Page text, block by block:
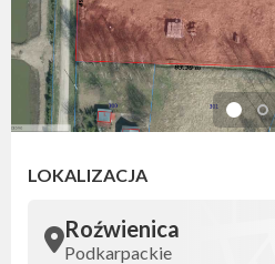
LOKALIZACJA
Roźwienica
Podkarpackie